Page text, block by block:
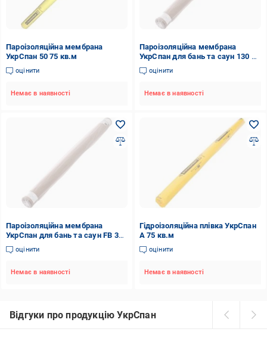
Пароізоляційна мембрана
УкрСпан 50 75 кв.м
оцінити
Немає в наявності
Пароізоляційна мембрана
УкрСпан для бань та саун 130 35
кв.м
оцінити
Немає в наявності
Пароізоляційна мембрана
УкрСпан для бань та саун FB 35
кв.м
оцінити
Немає в наявності
Гідроізоляційна плівка УкрСпан
А 75 кв.м
оцінити
Немає в наявності
Відгуки про продукцію УкрСпан